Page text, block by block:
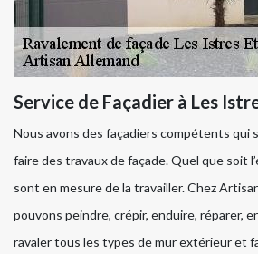
Service de Façadier à Les
Nous avons des façadiers compétents qui
faire des travaux de façade. Quel que soit
sont en mesure de la travailler. Chez
pouvons peindre, crépir, enduire, réparer,
ravaler tous les types de mur extérieur et